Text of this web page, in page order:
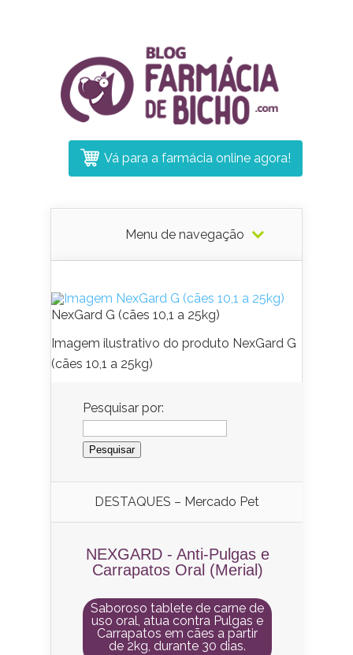
Vá para a farmácia online agora!
Menu de navegação
NexGard G (cães 10,1 a 25kg)
Imagem ilustrativo do produto NexGard G
(cães 10,1 a 25kg)
Pesquisar por:
DESTAQUES – Mercado Pet
NEXGARD - Anti-Pulgas e
Carrapatos Oral (Merial)
Saboroso tablete de carne de
uso oral, atua contra Pulgas e
Carrapatos em cães a partir
de 2kg, durante 30 dias.